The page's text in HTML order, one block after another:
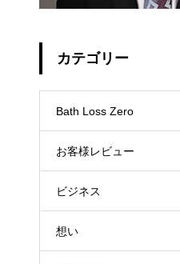
カテゴリー
Bath Loss Zero
お客様レビュー
ビジネス
想い